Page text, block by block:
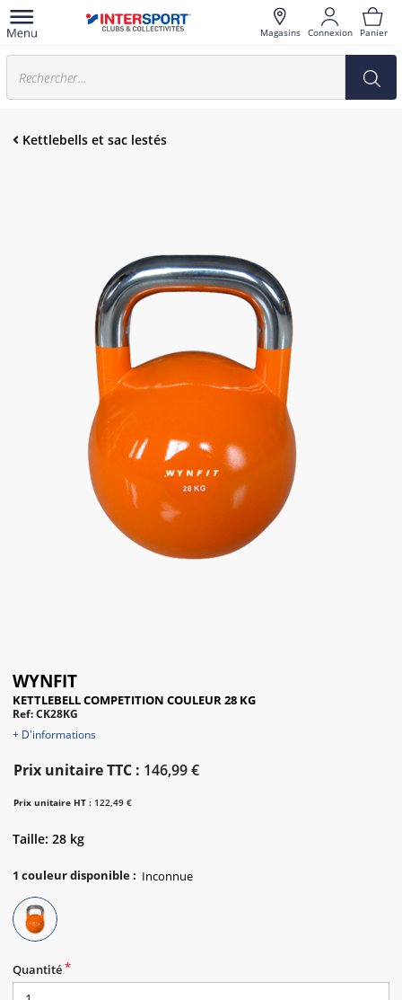
Magasins Connexion Panier
Kettlebells et sac lestés
WYNFIT
KETTLEBELL COMPETITION COULEUR 28 KG
Ref: CK28KG
+ D'informations
Prix unitaire TTC : 146,99 €
Prix unitaire HT : 122,49 €
Taille: 28 kg
1 couleur disponible:
Quantité